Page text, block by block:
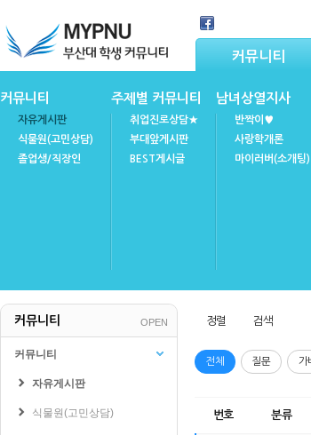
커뮤니티
커뮤니티
자유게시판
식물원(고민상담)
졸업생/직장인
주제별 커뮤니티
취업진로상담★
부대앞게시판
BEST게시글
남녀상열지사
반짝이♥
사랑학개론
마이러버(소개팅)
공지사항
FAQ(자주묻는질문)
커뮤니티 OPEN
커뮤니티
자유게시판
식물원(고민상담)
정렬 검색
전체 질문 가
번호 분류